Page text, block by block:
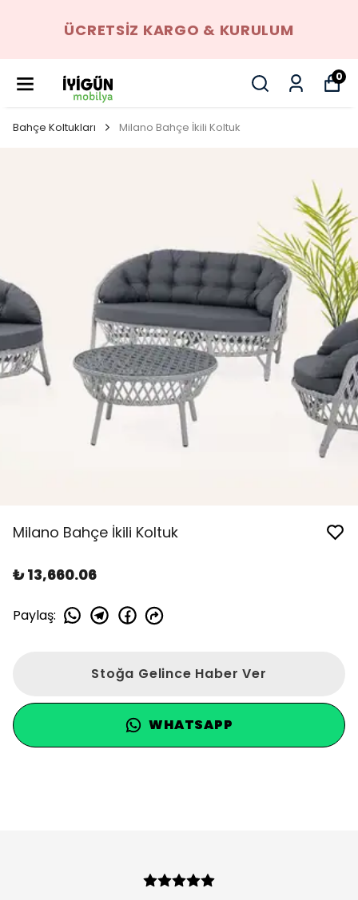
ÜCRETSIZ KARGO & KURULUM
0
Bahçe Koltukları Milano Bahçe İkili Koltuk
Milano Bahçe İkili Koltuk
₺ 13,660.06
Paylaş:
Stoğa Gelince Haber Ver
WHATSAPP